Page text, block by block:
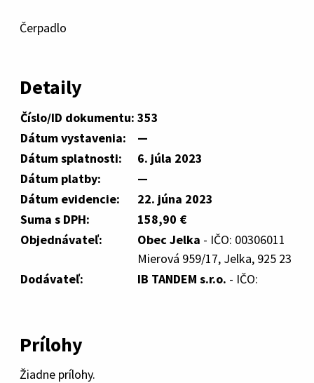
Čerpadlo
Detaily
Číslo/ID dokumentu: 353
Dátum vystavenia:
—
Dátum splatnosti:
6. júla 2023
Dátum platby:
—
Dátum evidencie:
22. júna 2023
Suma s DPH:
158,90 €
Objednávateľ:
Obec Jelka - IČO: 00306011
Mierová 959/17, Jelka, 925 23
Dodávateľ:
IB TANDEM s.r.o. - IČO:
Prílohy
Žiadne prílohy.